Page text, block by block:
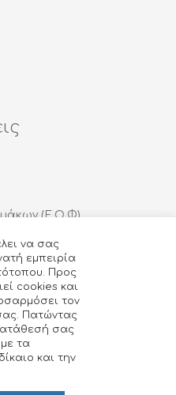
(Ε.Ο.Φ)
Υγείας (ΕΟΔΥ)
(ΟΚΑΝΑ)
Ατόμων (ΚΕΘΕΑ)
- ©2018 Γενικό
να σας
εμπειρία
Προς
cookies και
τον
Πατώντας
σας
τα
και την